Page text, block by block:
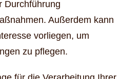
Durchführung
Außerdem kann
vorliegen, um
zu pflegen.